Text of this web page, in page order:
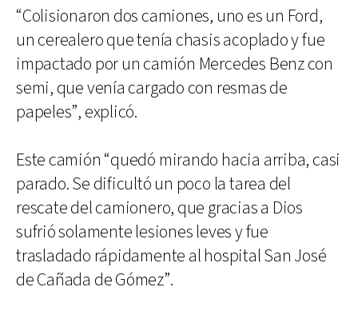
“Colisionaron dos camiones, uno es un Ford,
un cerealero que tenía chasis acoplado y fue
impactado por un camión Mercedes Benz con
semi, que venía cargado con resmas de
papeles”, explicó.
Este camión “quedó mirando hacia arriba, casi
parado. Se dificultó un poco la tarea del
rescate del camionero, que gracias a Dios
sufrió solamente lesiones leves y fue
trasladado rápidamente al hospital San José
de Cañada de Gómez”.